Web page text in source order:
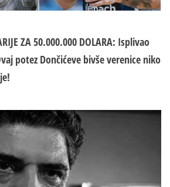
ZA 50.000.000 DOLARA: Isplivao
potez Dončićeve bivše verenice niko